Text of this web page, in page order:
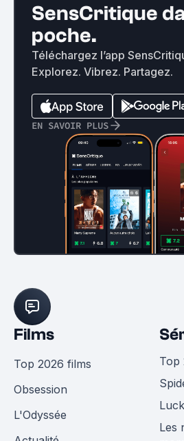
SensCritique
poche.
Téléchargez l’app
Explorez. Vibrez. Partagez.
EN SAVOIR PLUS
Films
Top 2026 films
Obsession
L'Odyssée
Top
Les